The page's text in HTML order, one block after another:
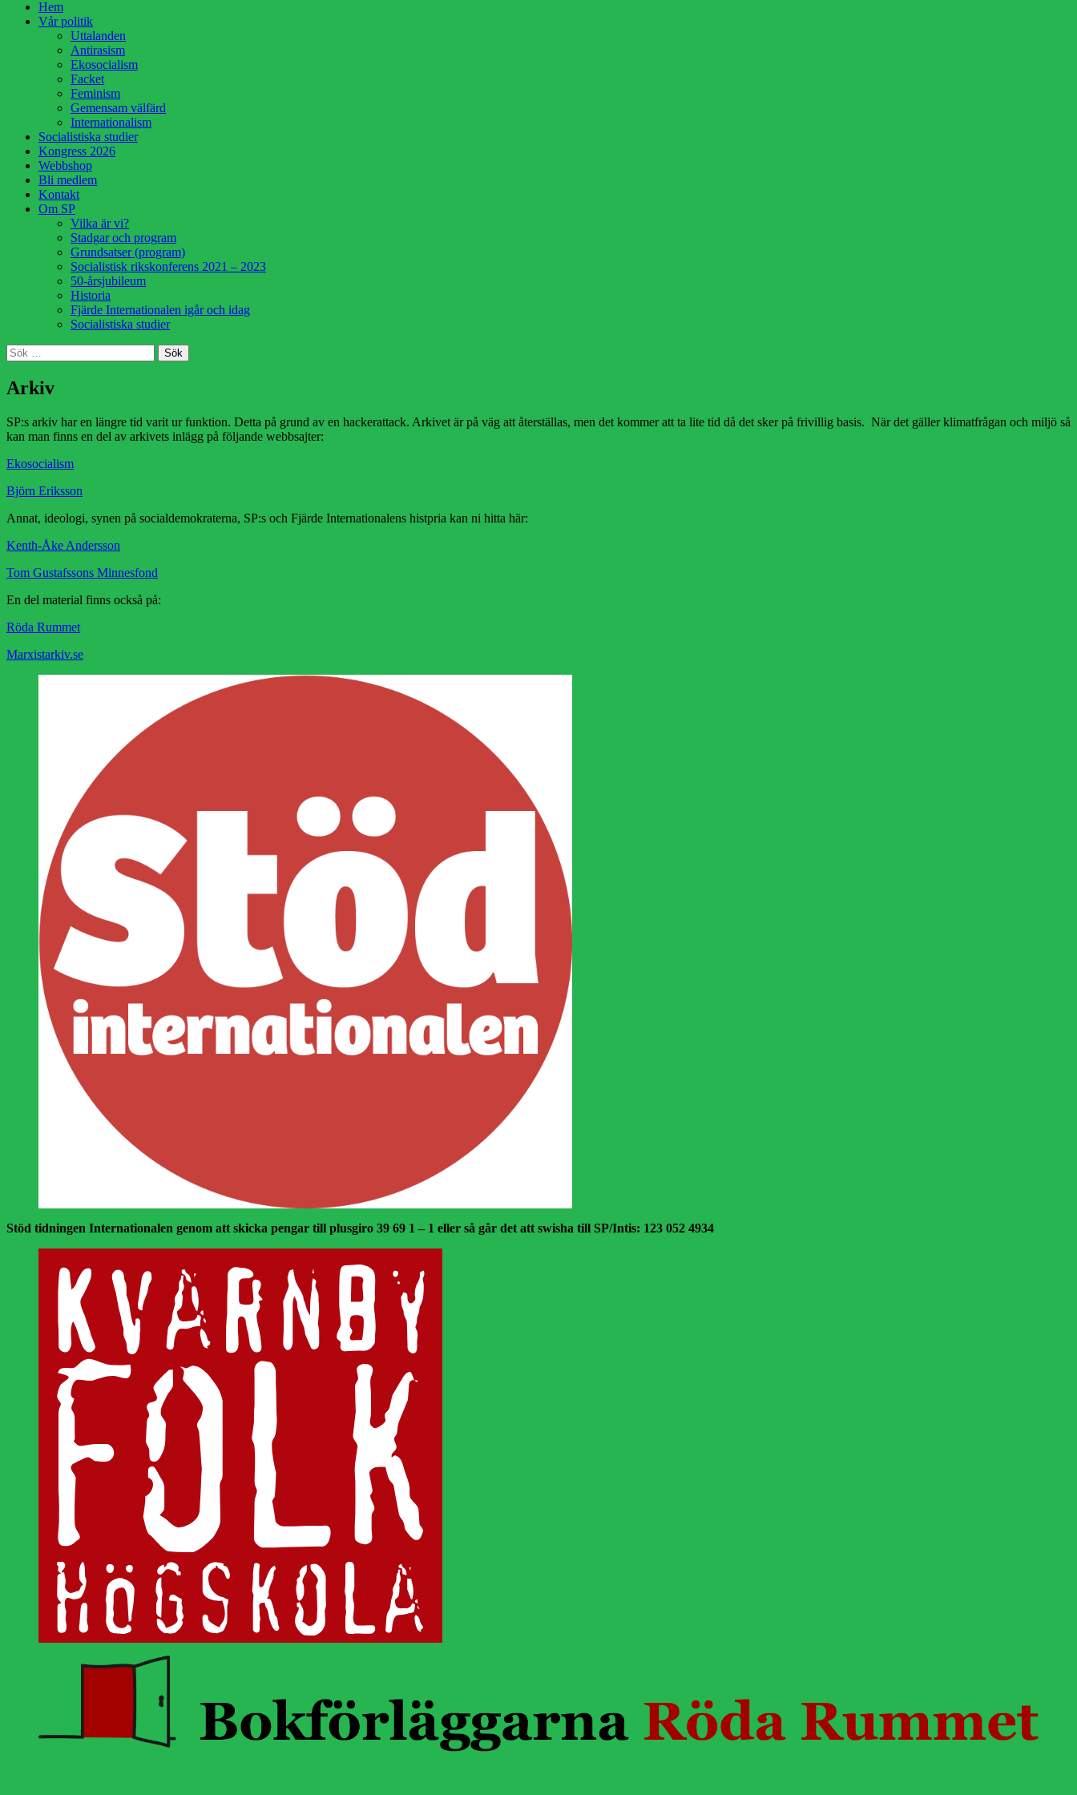
HoppaHem
Vår politik
Uttalanden
Antirasism
Ekosocialism
Facket
Feminism
Gemensam välfärd
Internationalism
Socialistiska studier
Kongress 2026
Webbshop
Bli medlem
Kontakt
Om SP
Vilka är vi?
Stadgar och program
Grundsatser (program)
Socialistisk rikskonferens 2021 – 2023
50-årsjubileum
Historia
Fjärde Internationalen igår och idag
Socialistiska studier
Sök
Sök
efter:
Arkiv
SP:s arkiv har en längre tid varit ur funktion. Detta på grund av en hackerattack. Arkivet är på väg att återställas, men det kommer att ta lite tid då det sker på frivillig basis. När det gäller klimatfrågan och miljö så
kan man finns en del av arkivets inlägg på följande webbsajter:
Ekosocialism
Björn Eriksson
Annat, ideologi, synen på socialdemokraterna, SP:s och Fjärde Internationalens histpria kan ni hitta här:
Kenth-Åke Andersson
Tom Gustafssons Minnesfond
En del material finns också på:
Röda Rummet
Marxistarkiv.se
Stöd tidningen Internationalen genom att skicka pengar till plusgiro 39 69 1 – 1 eller så går det att swisha till SP/Intis: 123 052 4934